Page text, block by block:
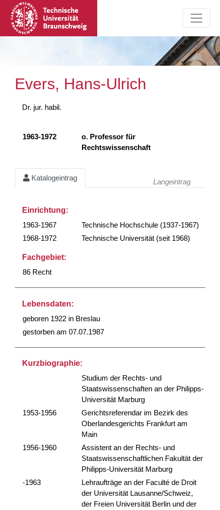
Evers, Hans-Ulrich
Dr. jur. habil.
1963-1972
o. Professor für
Rechtswissenschaft
Katalogeintrag Langeintrag
Einrichtung:
1963-1967
Technische Hochschule (1937-1967)
1968-1972
Technische Universität (seit 1968)
Fachgebiet:
86 Recht
Lebensdaten:
geboren 1922 in Breslau
gestorben am 07.07.1987
Kurzbiographie:
Studium der Rechts- und
Staatswissenschaften an der Philipps-
Universität Marburg
1953-1956
Gerichtsreferendar im Bezirk des
Oberlandesgerichts Frankfurt am
Main
1956-1960
Assistent an der Rechts- und
Staatswissenschaftlichen Fakultät der
Philipps-Universität Marburg
-1963
Lehraufträge an der Faculté de Droit
der Universität Lausanne/Schweiz,
der Freien Universität Berlin und der